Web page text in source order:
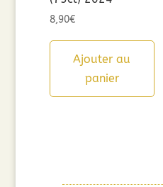
8,90€
Ajouter au
panier